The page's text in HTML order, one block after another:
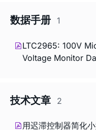
数据手册 1
LTC2965: 100V
Voltage Monitor
技术文章 2
用迟滞控制器简化